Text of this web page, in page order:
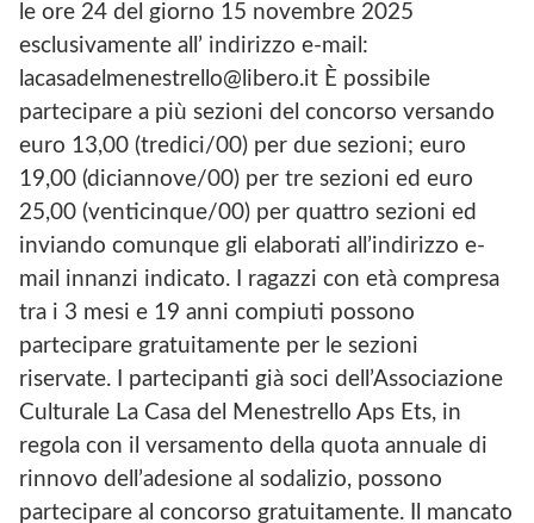
le ore 24 del giorno 15 novembre 2025
esclusivamente all’ indirizzo e-mail:
lacasadelmenestrello@libero.it È possibile
partecipare a più sezioni del concorso versando
euro 13,00 (tredici/00) per due sezioni; euro
19,00 (diciannove/00) per tre sezioni ed euro
25,00 (venticinque/00) per quattro sezioni ed
inviando comunque gli elaborati all’indirizzo e-
mail innanzi indicato. I ragazzi con età compresa
tra i 3 mesi e 19 anni compiuti possono
partecipare gratuitamente per le sezioni
riservate. I partecipanti già soci dell’Associazione
Culturale La Casa del Menestrello Aps Ets, in
regola con il versamento della quota annuale di
rinnovo dell’adesione al sodalizio, possono
partecipare al concorso gratuitamente. Il mancato